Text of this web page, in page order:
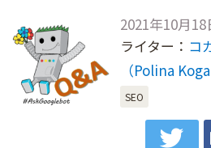
2021年10月18
ライター： コ
（Polina
SEO